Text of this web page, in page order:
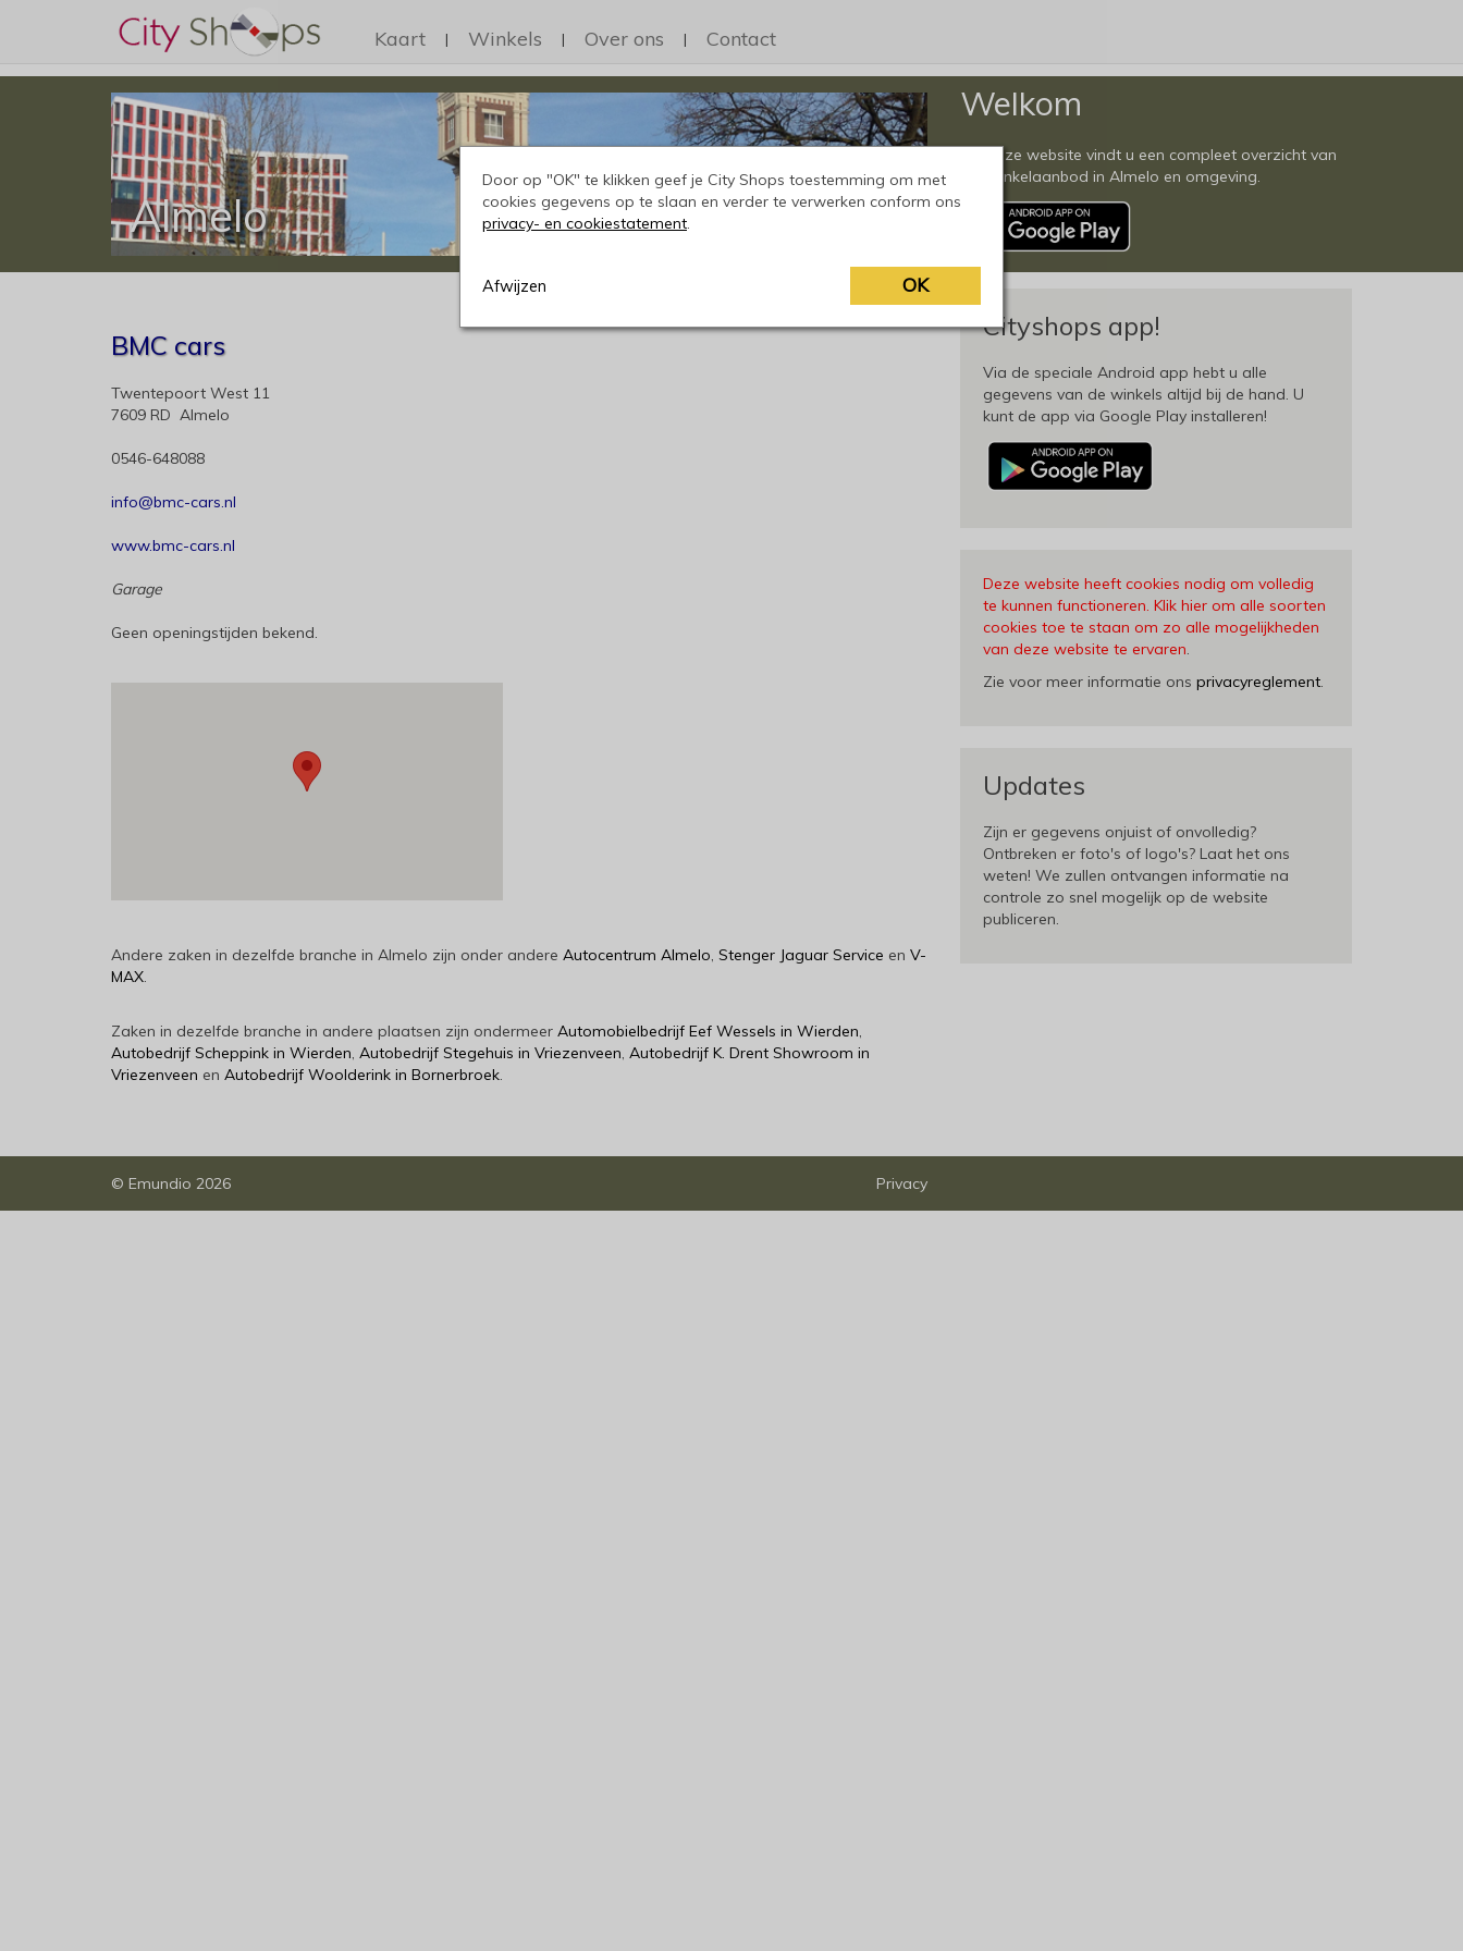
Kaart | Winkels | Over ons | Contact
Almelo
Welkom
Op deze website vindt u een compleet overzicht van
het winkelaanbod in Almelo en omgeving.
BMC cars
Twentepoort West 11
7609 RD Almelo
0546-648088
info@bmc-cars.nl
www.bmc-cars.nl
Garage
Geen openingstijden bekend.
Andere zaken in dezelfde branche in Almelo zijn onder andere Autocentrum Almelo, Stenger Jaguar Service en V-
MAX.
Zaken in dezelfde branche in andere plaatsen zijn ondermeer Automobielbedrijf Eef Wessels in Wierden,
Autobedrijf Scheppink in Wierden, Autobedrijf Stegehuis in Vriezenveen, Autobedrijf K. Drent Showroom in
Vriezenveen en Autobedrijf Woolderink in Bornerbroek.
Cityshops app!
Via de speciale Android app hebt u alle
gegevens van de winkels altijd bij de hand. U
kunt de app via Google Play installeren!
Deze website heeft cookies nodig om volledig
te kunnen functioneren. Klik hier om alle soorten
cookies toe te staan om zo alle mogelijkheden
van deze website te ervaren.
Zie voor meer informatie ons privacyreglement.
Updates
Zijn er gegevens onjuist of onvolledig?
Ontbreken er foto's of logo's? Laat het ons
weten! We zullen ontvangen informatie na
controle zo snel mogelijk op de website
publiceren.
© Emundio 2026 Privacy
Door op "OK" te klikken geef je City Shops toestemming om met
cookies gegevens op te slaan en verder te verwerken conform ons
privacy- en cookiestatement.
Afwijzen OK